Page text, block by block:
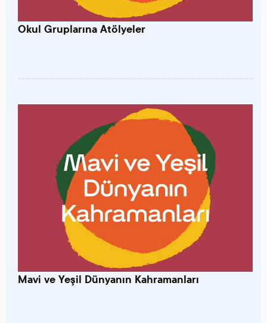
Okul Gruplarına Atölyeler
Mavi ve Yeşil Dünyanın Kahramanları